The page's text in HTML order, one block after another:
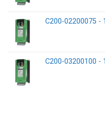
C200-02200075 -
C200-03200100 -